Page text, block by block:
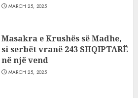
MARCH 25, 2025
Masakra e Krushës së Madhe,
si serbët vranë 243 SHQIPTARË
në një vend
MARCH 25, 2025